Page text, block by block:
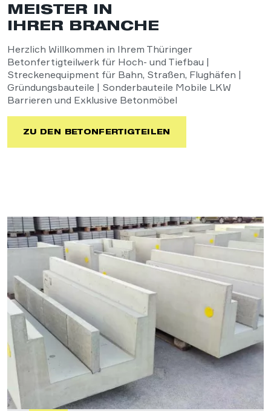
MEISTER IN
IHRER BRANCHE
Herzlich Willkommen in Ihrem Thüringer
Betonfertigteilwerk für Hoch- und Tiefbau |
Streckenequipment für Bahn, Straßen, Flughäfen |
Gründungsbauteile | Sonderbauteile Mobile LKW
Barrieren und Exklusive Betonmöbel
ZU DEN BETONFERTIGTEILEN